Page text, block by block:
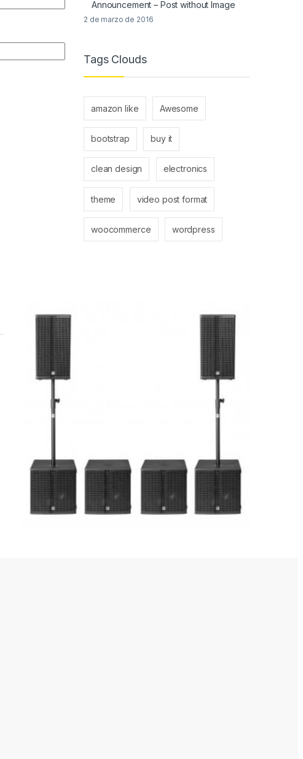
Announcement – Post without Image
2 de marzo de 2016
Tags Clouds
amazon like Awesome
bootstrap buy it
clean design electronics
theme video post format
woocommerce wordpress